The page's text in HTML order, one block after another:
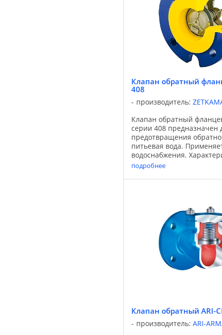
Клапан обратный
408
производитель:
Клапан обратный
серии 408 предназначен
предотвращения
питьевая вода.
водоснабжения.
любом положении -
давления - не требует ...
подробнее
Клапан обратный ARI-
производитель: ARI-